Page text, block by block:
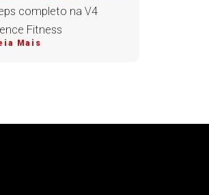
completo na V4
Fitness
Mais